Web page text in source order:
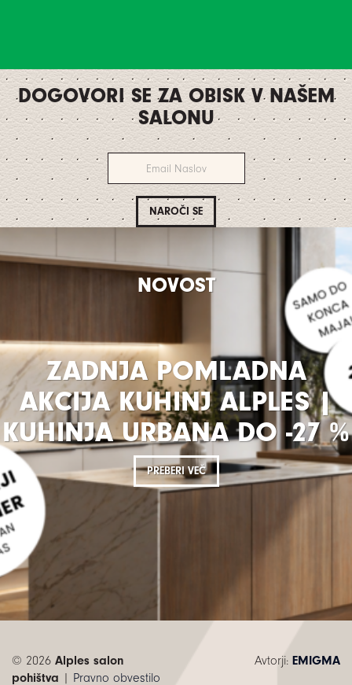
DOGOVORI SE ZA OBISK V NAŠEM
SALONU
NOVOST
ZADNJA POMLADNA
AKCIJA KUHINJ ALPLES |
KUHINJA URBANA DO -27 %
PREBERI VEČ
© 2026 Alples salon
pohištva | Pravno obvestilo
Avtorji: EMIGMA